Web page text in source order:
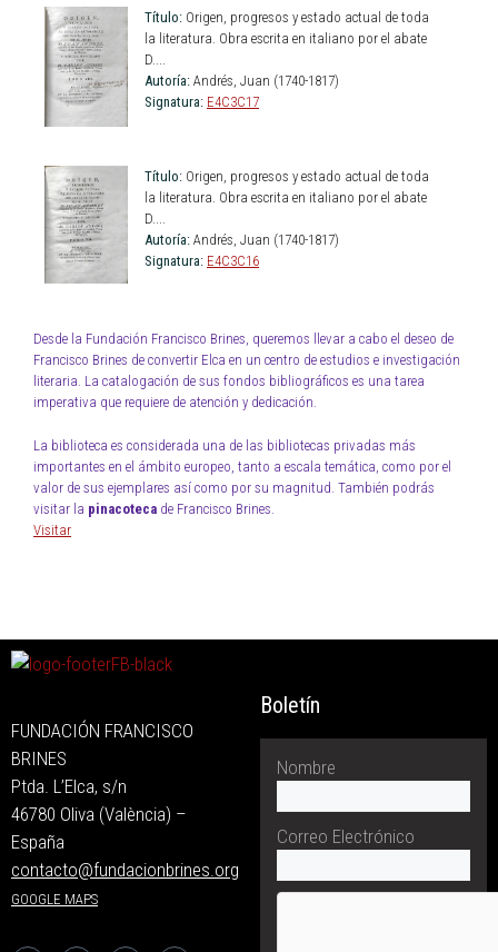
Título: Origen, progresos y estado actual de toda
la literatura. Obra escrita en italiano por el abate
D....
Autoría: Andrés, Juan (1740-1817)
Signatura: E4C3C17
Título: Origen, progresos y estado actual de toda
la literatura. Obra escrita en italiano por el abate
D....
Autoría: Andrés, Juan (1740-1817)
Signatura: E4C3C16
Desde la Fundación Francisco Brines, queremos llevar a cabo el deseo de
Francisco Brines de convertir Elca en un centro de estudios e investigación
literaria. La catalogación de sus fondos bibliográficos es una tarea
imperativa que requiere de atención y dedicación.
La biblioteca es considerada una de las bibliotecas privadas más
importantes en el ámbito europeo, tanto a escala temática, como por el
valor de sus ejemplares así como por su magnitud. También podrás
visitar la pinacoteca de Francisco Brines.
Visitar
FUNDACIÓN FRANCISCO
BRINES
Ptda. L’Elca, s/n
46780 Oliva (València) –
España
contacto@fundacionbrines.org
GOOGLE MAPS
Boletín
Nombre
Correo Electrónico